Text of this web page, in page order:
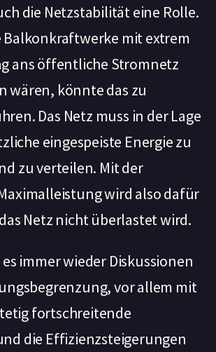
die Netzstabilität eine Rolle.
Balkonkraftwerke mit extrem
ans öffentliche Stromnetz
wären, könnte das zu
Das Netz muss in der Lage
eingespeiste Energie zu
zu verteilen. Mit der
wird also dafür
Netz nicht überlastet wird.
immer wieder Diskussionen
vor allem mit
fortschreitende
die Effizienzsteigerungen